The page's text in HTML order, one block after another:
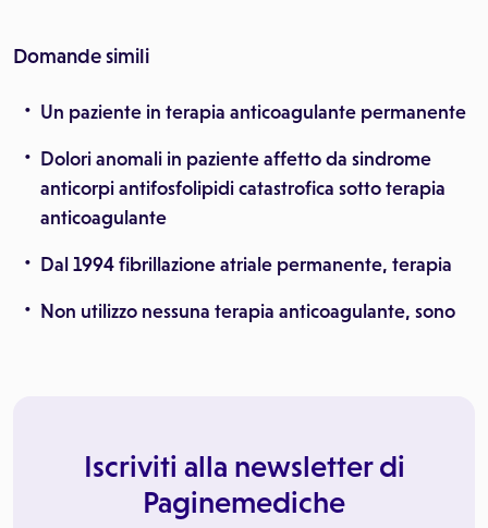
Domande simili
Un paziente in terapia anticoagulante permanente
Dolori anomali in paziente affetto da sindrome
anticorpi antifosfolipidi catastrofica sotto terapia
anticoagulante
Dal 1994 fibrillazione atriale permanente, terapia
Non utilizzo nessuna terapia anticoagulante, sono
Iscriviti alla newsletter di
Paginemediche